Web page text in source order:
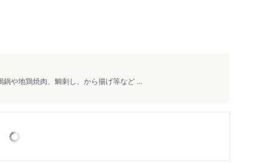
や地鶏焼肉、鯛刺し、から揚げ等など ...